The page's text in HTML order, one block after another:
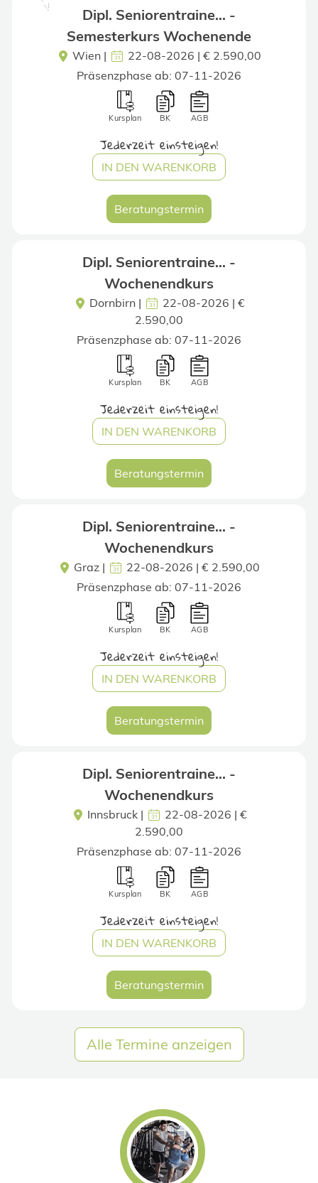
Dipl. Seniorentraine... -
Semesterkurs Wochenende
Wien |
22-08-2026 | € 2.590,00
Präsenzphase ab: 07-11-2026
Kursplan BK AGB
IN DEN WARENKORB
Jederzeit einsteigen!
Beratungstermin
Dipl. Seniorentraine... -
Wochenendkurs
Dornbirn |
22-08-2026 | €
2.590,00
Präsenzphase ab: 07-11-2026
Kursplan BK AGB
IN DEN WARENKORB
Jederzeit einsteigen!
Beratungstermin
Dipl. Seniorentraine... -
Wochenendkurs
Graz |
22-08-2026 | € 2.590,00
Präsenzphase ab: 07-11-2026
Kursplan BK AGB
IN DEN WARENKORB
Jederzeit einsteigen!
Beratungstermin
Dipl. Seniorentraine... -
Wochenendkurs
Innsbruck |
22-08-2026 | €
2.590,00
Präsenzphase ab: 07-11-2026
Kursplan BK AGB
IN DEN WARENKORB
Jederzeit einsteigen!
Beratungstermin
Alle Termine anzeigen